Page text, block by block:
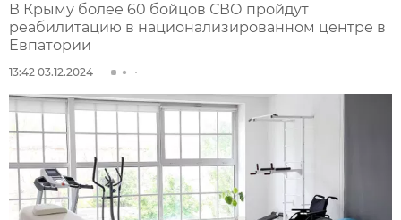
В Крыму более 60 бойцов СВО пройдут
реабилитацию в национализированном центре в
Евпатории
13:42 03.12.2024